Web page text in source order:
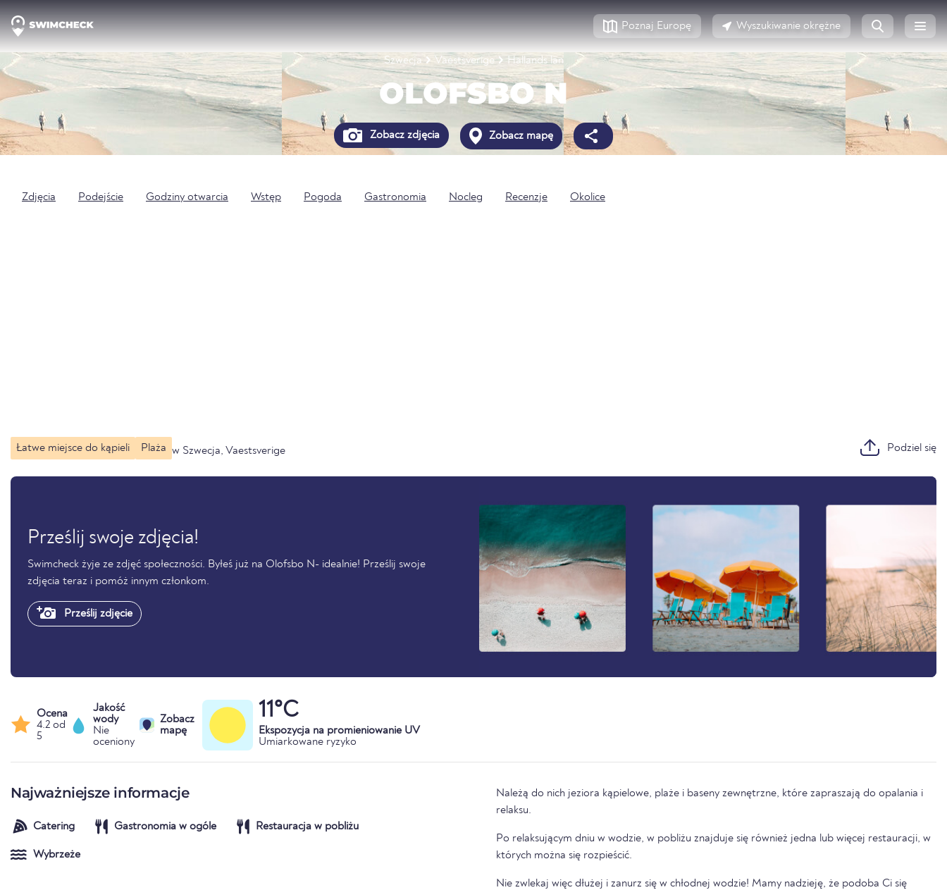
Poznaj Europę Wyszukiwanie okrężne
Szwecja Vaestsverige Hallands län
OLOFSBO N
Zobacz zdjęcia Zobacz mapę
Zdjęcia Podejście Godziny otwarcia Wstęp Pogoda Gastronomia Nocleg Recenzje Okolice
Łatwe miejsce do kąpieli Plaża w Szwecja, Vaestsverige Podziel się
Prześlij swoje zdjęcia!
Swimcheck żyje ze zdjęć społeczności. Byłeś już na Olofsbo N- idealnie! Prześlij swoje
zdjęcia teraz i pomóż innym członkom.
Prześlij zdjęcie
Ocena
4.2 od
5
Jakość
wody
Nie
oceniony
Zobacz
mapę
11°C
Ekspozycja na promieniowanie UV
Umiarkowane ryzyko
Najważniejsze informacje
Catering Gastronomia w ogóle Restauracja w pobliżu
Wybrzeże
Należą do nich jeziora kąpielowe, plaże i baseny zewnętrzne, które zapraszają do opalania i
relaksu.
Po relaksującym dniu w wodzie, w pobliżu znajduje się również jedna lub więcej restauracji, w
których można się rozpieścić.
Nie zwlekaj więc dłużej i zanurz się w chłodnej wodzie! Mamy nadzieję, że podoba Ci się